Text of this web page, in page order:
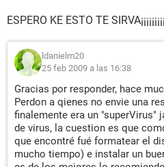
ESPERO KE ESTO TE
ldanielm20
25 feb 2009 a las 16:38
Gracias por responder, hace
Perdon a qienes no envie una
finalemente era un "superVirus"
de virus, la cuestion es que
que encontré fué formatear el
mucho tiempo) e instalar un